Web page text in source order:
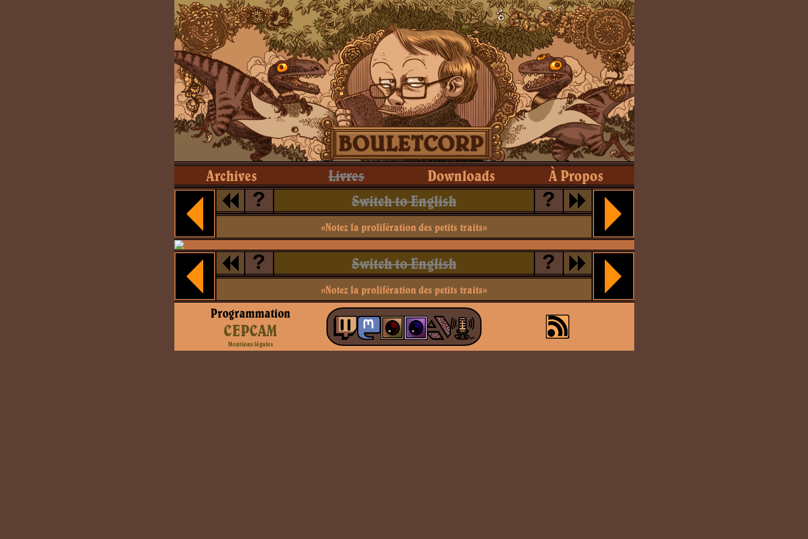
Archives Livres Downloads À Propos
? Switch to English ?
«Notez la prolifération des petits traits»
? Switch to English ?
«Notez la prolifération des petits traits»
Programmation
CEPCAM
Mentions légales